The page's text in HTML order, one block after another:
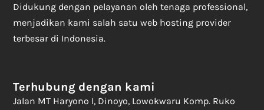
Didukung dengan pelayanan oleh tenaga professional,
menjadikan kami salah satu web hosting provider
terbesar di Indonesia.
Terhubung dengan kami
Jalan MT Haryono I, Dinoyo, Lowokwaru Komp. Ruko